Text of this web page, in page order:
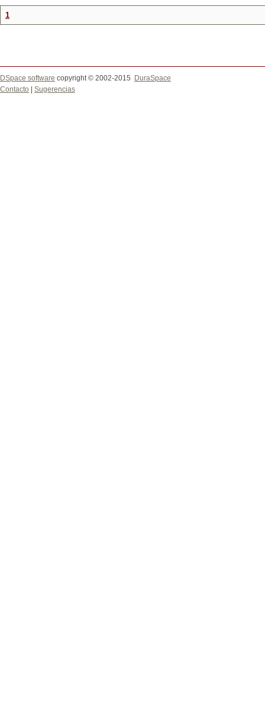
1
DSpace software copyright © 2002-2015
DuraSpace
Contacto
Sugerencias